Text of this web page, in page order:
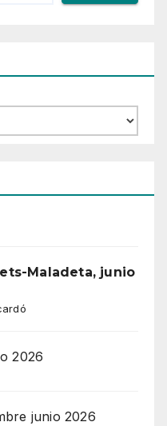
Maladeta, junio
2026
junio 2026